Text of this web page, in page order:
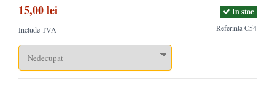
ReferintaC54
In stoc
15,00 lei
Include TVA